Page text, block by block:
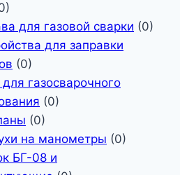
)
для газовой сварки (0)
для заправки
(0)
газосварочного
(0)
(0)
на манометры (0)
БГ-08 и